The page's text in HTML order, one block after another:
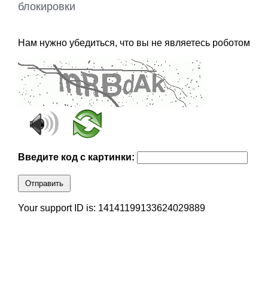
блокировки
Нам нужно убедиться, что вы не являетесь роботом
Введите код с картинки:
Отправить
Your support ID is: 14141199133624029889